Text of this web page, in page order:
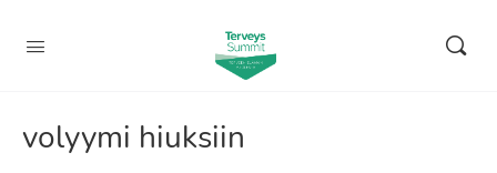
volyymi hiuksiin